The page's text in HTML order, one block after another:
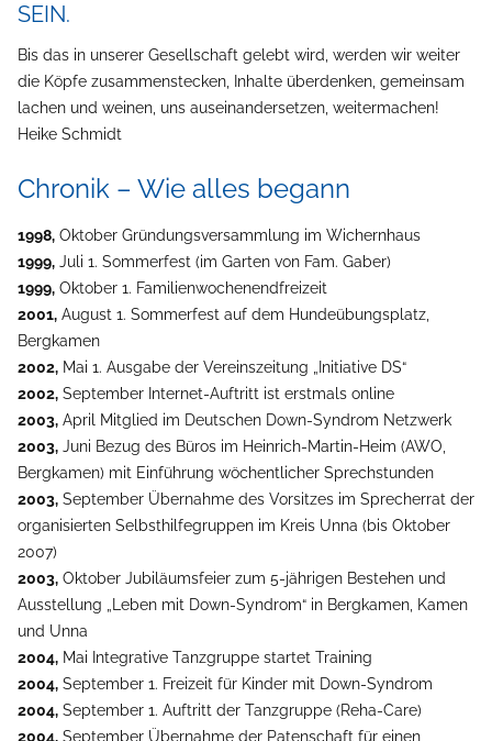
SEIN.
Bis das in unserer Gesellschaft gelebt wird, werden wir weiter
die Köpfe zusammenstecken, Inhalte überdenken, gemeinsam
lachen und weinen, uns auseinandersetzen, weitermachen!
Heike Schmidt
Chronik – Wie alles begann
1998,Oktober Gründungsversammlung im Wichernhaus
1999,Juli 1. Sommerfest (im Garten von Fam. Gaber)
1999,Oktober 1. Familienwochenendfreizeit
2001,August 1. Sommerfest auf dem Hundeübungsplatz,
Bergkamen
2002,Mai 1. Ausgabe der Vereinszeitung „Initiative DS“
2002,September Internet-Auftritt ist erstmals online
2003,April Mitglied im Deutschen Down-Syndrom Netzwerk
2003,Juni Bezug des Büros im Heinrich-Martin-Heim (AWO,
Bergkamen) mit Einführung wöchentlicher Sprechstunden
2003,September Übernahme des Vorsitzes im Sprecherrat der
organisierten Selbsthilfegruppen im Kreis Unna (bis Oktober
2007)
2003,Oktober Jubiläumsfeier zum 5-jährigen Bestehen und
Ausstellung „Leben mit Down-Syndrom“ in Bergkamen, Kamen
und Unna
2004,Mai Integrative Tanzgruppe startet Training
2004,September 1. Freizeit für Kinder mit Down-Syndrom
2004,September 1. Auftritt der Tanzgruppe (Reha-Care)
2004,September Übernahme der Patenschaft für einen